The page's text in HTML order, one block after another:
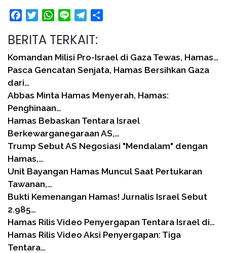
FacebookTwitterWhatsApp
Line Telegram
BERITA TERKAIT:
Komandan Milisi Pro-Israel di Gaza Tewas, Hamas…
Pasca Gencatan Senjata, Hamas Bersihkan Gaza
dari…
Abbas Minta Hamas Menyerah, Hamas:
Penghinaan…
Hamas Bebaskan Tentara Israel
Berkewarganegaraan AS,…
Trump Sebut AS Negosiasi "Mendalam" dengan
Hamas,…
Unit Bayangan Hamas Muncul Saat Pertukaran
Tawanan,…
Bukti Kemenangan Hamas! Jurnalis Israel Sebut
2.985…
Hamas Rilis Video Penyergapan Tentara Israel di…
Hamas Rilis Video Aksi Penyergapan: Tiga
Tentara…